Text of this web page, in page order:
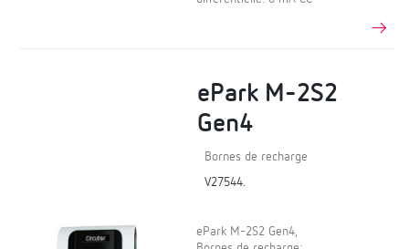
ePark M-2S2
Gen4
Bornes de recharge
V27544.
ePark M-2S2 Gen4,